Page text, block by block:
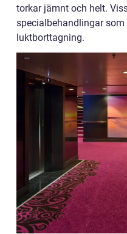
torkar jämnt och helt.
specialbehandlingar
luktborttagning.